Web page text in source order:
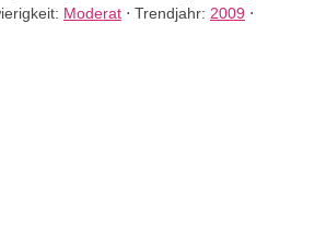
Moderat ⋅ Trendjahr: 2009 ⋅